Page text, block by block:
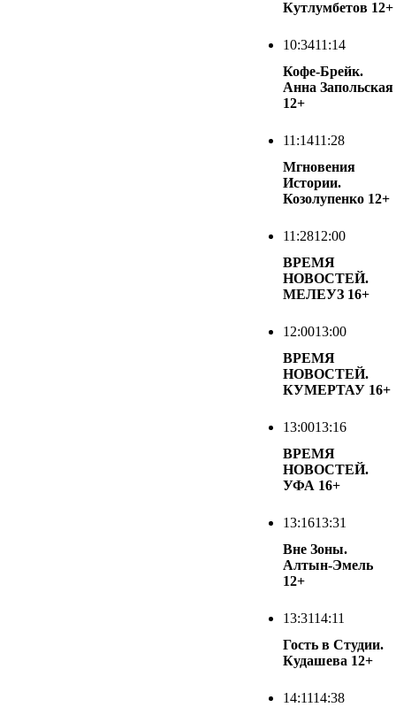
Кутлумбетов 12+
10:3411:14
Кофе-Брейк.
Анна Запольская
12+
11:1411:28
Мгновения
Истории.
Козолупенко 12+
11:2812:00
ВРЕМЯ
НОВОСТЕЙ.
МЕЛЕУЗ 16+
12:0013:00
ВРЕМЯ
НОВОСТЕЙ.
КУМЕРТАУ 16+
13:0013:16
ВРЕМЯ
НОВОСТЕЙ.
УФА 16+
13:1613:31
Вне Зоны.
Алтын-Эмель
12+
13:3114:11
Гость в Студии.
Кудашева 12+
14:1114:38